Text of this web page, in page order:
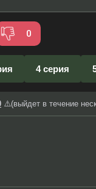
0
4 серия
⚠️(выйдет в течение